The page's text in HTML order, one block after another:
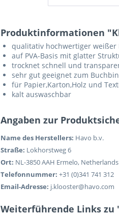
Produktinformationen
qualitativ hochwertiger weißer
auf PVA-Basis mit glatter
trocknet schnell und
sehr gut geeignet zum
für Papier,Karton,Holz und
kalt auswaschbar
Angaben zur
Name des Herstellers: Havo b.v.
Straße: Lokhorstweg 6
Ort: NL-3850 AAH Ermelo, Netherlands
Telefonnummer: +31 (0)341 741 312
Email-Adresse: j.klooster@havo.com
Weiterführende Links zu